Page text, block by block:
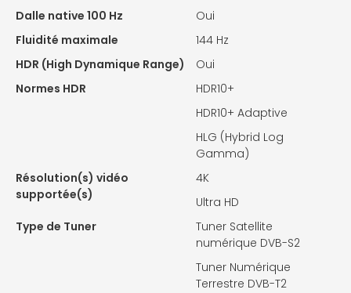
Dalle native 100 Hz
Oui
Fluidité maximale
144 Hz
HDR (High Dynamique Range)
Oui
Normes HDR
HDR10+
HDR10+ Adaptive
HLG (Hybrid Log
Gamma)
Résolution(s) vidéo
supportée(s)
4K
Ultra HD
Type de Tuner
Tuner Satellite
numérique DVB-S2
Tuner Numérique
Terrestre DVB-T2